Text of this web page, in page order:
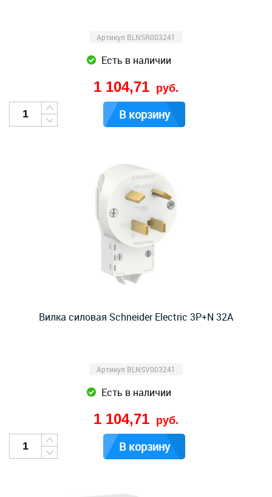
Артикул BLNSR003241
Есть в наличии
1 104,71 руб.
В корзину
Вилка силовая Schneider Electric 3P+N 32A
Артикул BLNSV003241
Есть в наличии
1 104,71 руб.
В корзину